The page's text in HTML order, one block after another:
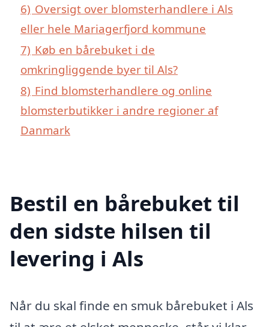
6) Oversigt over blomsterhandlere i Als
eller hele Mariagerfjord kommune
7) Køb en bårebuket i de
omkringliggende byer til Als?
8) Find blomsterhandlere og online
blomsterbutikker i andre regioner af
Danmark
Bestil en bårebuket til
den sidste hilsen til
levering i Als
Når du skal finde en smuk bårebuket i Als